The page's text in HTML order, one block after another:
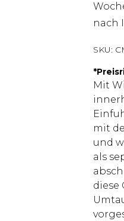
nach
SKU:
*
Mit
mit
und
als
diese